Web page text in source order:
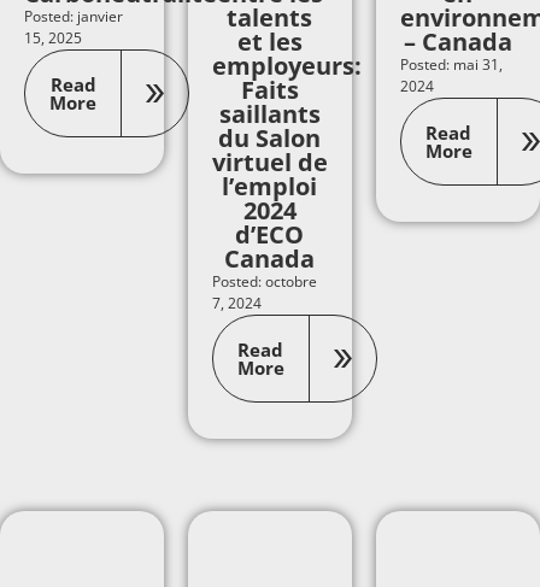
Posted: janvier
15, 2025
Read
More
talents
et les
employeurs:
Faits
saillants
du Salon
virtuel de
l’emploi
2024
d’ECO
Canada
Posted: octobre
7, 2024
Read
More
– Canada
Posted: mai 31,
2024
Read
More